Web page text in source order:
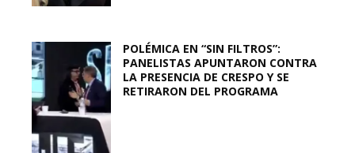
POLÉMICA EN “SIN FILTROS”:
PANELISTAS APUNTARON CONTRA
LA PRESENCIA DE CRESPO Y SE
RETIRARON DEL PROGRAMA